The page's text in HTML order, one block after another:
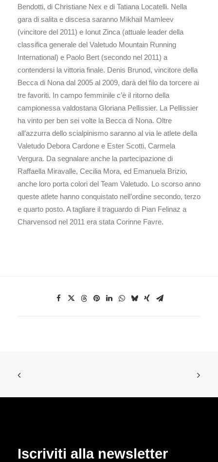
Bendotti, di Christiane Nex e di Tatiana Locatelli. Nella
gara di salita e discesa saranno Mikhail Mamleev
(vincitore del 2011) e Ionut Zinca (attuale leader della
classifica generale del Valetudo Mountain Running
International) e Paolo Bert (secondo nel 2011) a
contendersi la vittoria finale. Denis Brunod, vincitore della
Becca di Nona dal 2005 al 2009, darà del filo da torcere ai
tre favoriti. In campo femminile c’è il ritorno della
campionessa valdostana Gloriana Pellissier. La Pellissier
ha vinto per ben sei volte la Becca di Nona. Oltre
all’azzurra dello scialpinismo saranno al via le atlete della
Valetudo Debora Cardone e Ester Scotti, Carmela
Vergura. Da segnalare anche la partecipazione di
Raffaella Miravalle, Cecilia Mora, ed Emanuela Brizio,
anche loro porta colori del Team Valetudo. Lo scorso anno
queste atlete hanno conquistato nell’ordine secondo, terzo
e quarto posto. A tagliare il traguardo di Pian Felinaz a
Charvensod nel 2011 era stata Corinne Favre.
Iscriviti alla newsletter